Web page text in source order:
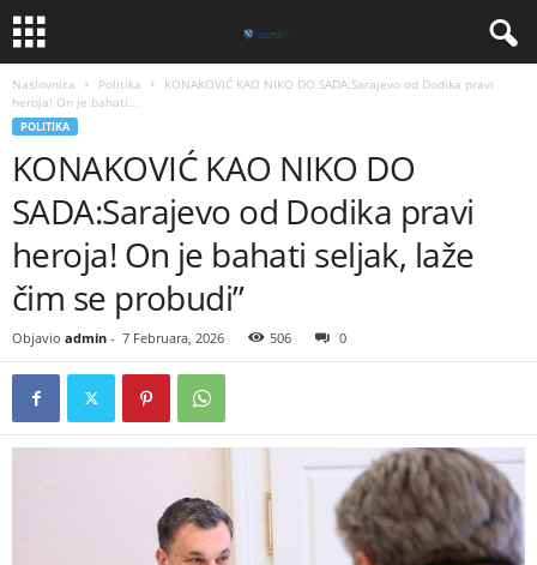
Naslovnica Politika
KONAKOVIĆ KAO NIKO DO SADA:Sarajevo od Dodika pravi
heroja! On je bahati...
POLITIKA
KONAKOVIĆ KAO NIKO DO
SADA:Sarajevo od Dodika pravi
heroja! On je bahati seljak, laže
čim se probudi”
Objavio admin - 7 Februara, 2026 506 0